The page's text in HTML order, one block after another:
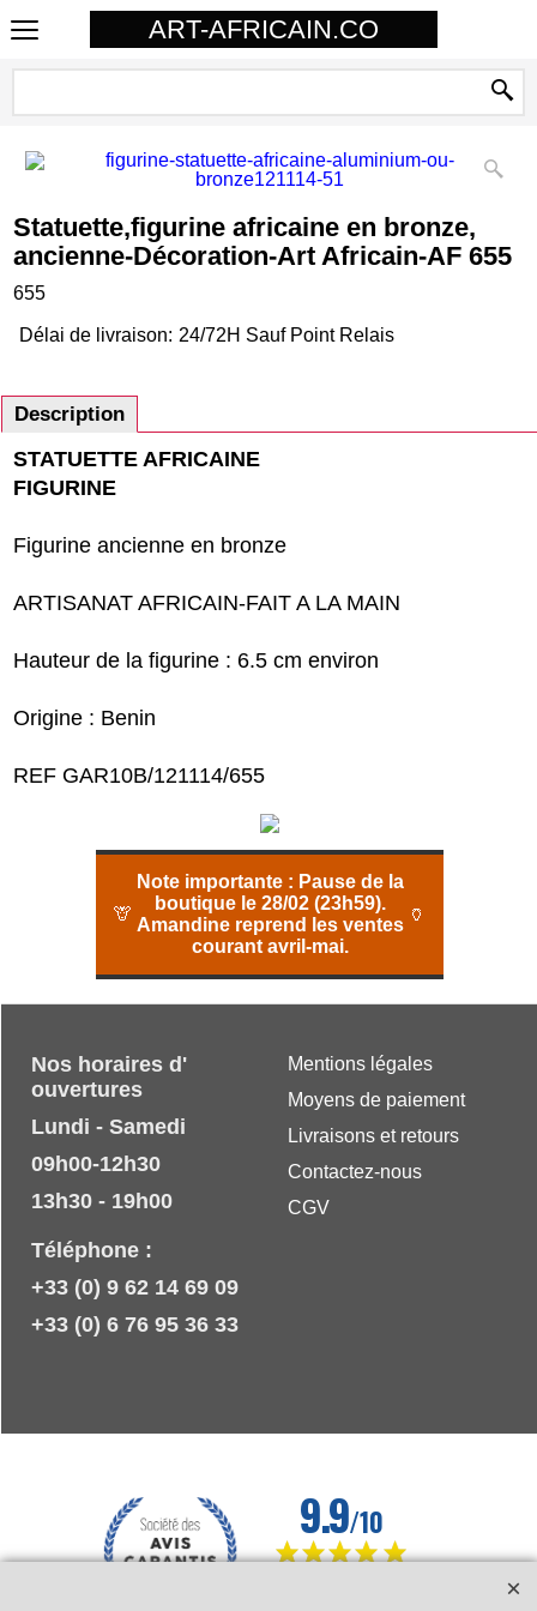
ART-AFRICAIN.CO
Statuette,figurine africaine en bronze,
ancienne-Décoration-Art Africain-AF 655
655
Délai de livraison: 24/72H Sauf Point Relais
Description
STATUETTE AFRICAINE
FIGURINE
Figurine ancienne en bronze
ARTISANAT AFRICAIN-FAIT A LA MAIN
Hauteur de la figurine : 6.5 cm environ
Origine : Benin
REF GAR10B/121114/655
🦒
Note importante : Pause de la
boutique le 28/02 (23h59).
Amandine reprend les ventes
courant avril-mai.
🏺
Mentions légales
Moyens de paiement
Livraisons et retours
Contactez-nous
CGV
Nos horaires d'
ouvertures
Lundi - Samedi
09h00-12h30
13h30 - 19h00
Téléphone :
+33 (0) 9 62 14 69 09
+33 (0) 6 76 95 36 33